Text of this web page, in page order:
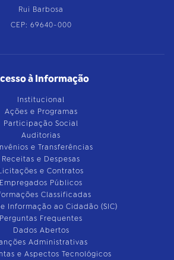
Rui Barbosa
CEP: 69640-000
à Informação
Institucional
Ações e Programas
Participação Social
Auditorias
e Transferências
Receitas e Despesas
e Contratos
Empregados Públicos
Classificadas
Informação ao Cidadão (SIC)
Perguntas Frequentes
Dados Abertos
Administrativas
e Aspectos Tecnológicos